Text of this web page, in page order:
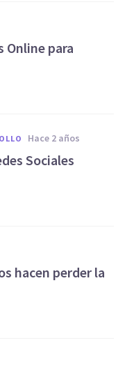
Online para
hace 2 años
Sociales
hacen perder la